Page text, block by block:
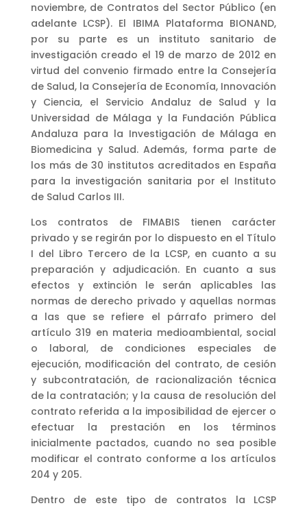
noviembre, de Contratos del Sector Público (en
adelante LCSP). El IBIMA Plataforma BIONAND,
por su parte es un instituto sanitario de
investigación creado el 19 de marzo de 2012 en
virtud del convenio firmado entre la Consejería
de Salud, la Consejería de Economía, Innovación
y Ciencia, el Servicio Andaluz de Salud y la
Universidad de Málaga y la Fundación Pública
Andaluza para la Investigación de Málaga en
Biomedicina y Salud. Además, forma parte de
los más de 30 institutos acreditados en España
para la investigación sanitaria por el Instituto
de Salud Carlos III.
Los contratos de FIMABIS tienen carácter
privado y se regirán por lo dispuesto en el Título
I del Libro Tercero de la LCSP, en cuanto a su
preparación y adjudicación. En cuanto a sus
efectos y extinción le serán aplicables las
normas de derecho privado y aquellas normas
a las que se refiere el párrafo primero del
artículo 319 en materia medioambiental, social
o laboral, de condiciones especiales de
ejecución, modificación del contrato, de cesión
y subcontratación, de racionalización técnica
de la contratación; y la causa de resolución del
contrato referida a la imposibilidad de ejercer o
efectuar la prestación en los términos
inicialmente pactados, cuando no sea posible
modificar el contrato conforme a los artículos
204 y 205.
Dentro de este tipo de contratos la LCSP